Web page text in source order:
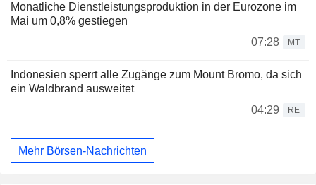
Monatliche Dienstleistungsproduktion in der Eurozone im
Mai um 0,8% gestiegen
07:28
MT
Indonesien sperrt alle Zugänge zum Mount Bromo, da sich
ein Waldbrand ausweitet
04:29
RE
Mehr Börsen-Nachrichten